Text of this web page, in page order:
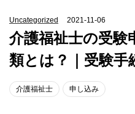
Uncategorized 2021-11-06
介護福祉士の受験
類とは？｜受験手
介護福祉士 申し込み